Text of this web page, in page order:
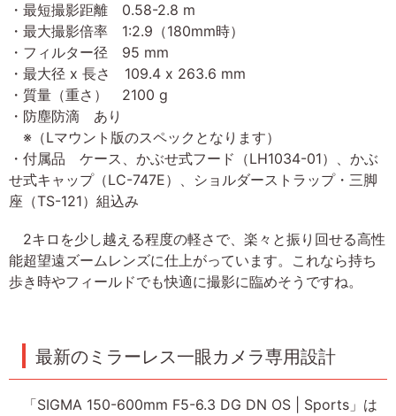
・最短撮影距離 0.58-2.8 m
・最大撮影倍率 1:2.9（180mm時）
・フィルター径 95 mm
・最大径 x 長さ 109.4 x 263.6 mm
・質量（重さ） 2100 g
・防塵防滴 あり
※（Lマウント版のスペックとなります）
・付属品 ケース、かぶせ式フード（LH1034-01）、かぶ
せ式キャップ（LC-747E）、ショルダーストラップ・三脚
座（TS-121）組込み
2キロを少し越える程度の軽さで、楽々と振り回せる高性
能超望遠ズームレンズに仕上がっています。これなら持ち
歩き時やフィールドでも快適に撮影に臨めそうですね。
最新のミラーレス一眼カメラ専用設計
「SIGMA 150-600mm F5-6.3 DG DN OS | Sports」は